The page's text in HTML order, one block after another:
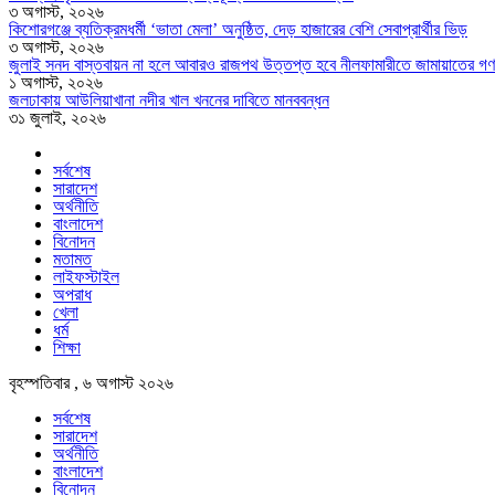
৩ অগাস্ট, ২০২৬
কিশোরগঞ্জে ব্যতিক্রমধর্মী ‘ভাতা মেলা’ অনুষ্ঠিত, দেড় হাজারের বেশি সেবাপ্রার্থীর ভিড়
৩ অগাস্ট, ২০২৬
জুলাই সনদ বাস্তবায়ন না হলে আবারও রাজপথ উত্তপ্ত হবে নীলফামারীতে জামায়াতের
১ অগাস্ট, ২০২৬
জলঢাকায় আউলিয়াখানা নদীর খাল খননের দাবিতে মানববন্ধন
৩১ জুলাই, ২০২৬
সর্বশেষ
সারাদেশ
অর্থনীতি
বাংলাদেশ
বিনোদন
মতামত
লাইফস্টাইল
অপরাধ
খেলা
ধর্ম
শিক্ষা
বৃহস্পতিবার , ৬ অগাস্ট ২০২৬
সর্বশেষ
সারাদেশ
অর্থনীতি
বাংলাদেশ
বিনোদন